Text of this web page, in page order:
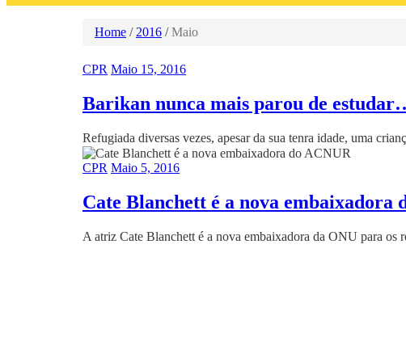
Home / 2016 /Maio
CPR Maio 15, 2016
Barikan nunca mais parou de
Refugiada diversas vezes, apesar da sua tenra idade, uma
CPR Maio 5, 2016
Cate Blanchett é a nova embaixadora
A atriz Cate Blanchett é a nova embaixadora da ONU para